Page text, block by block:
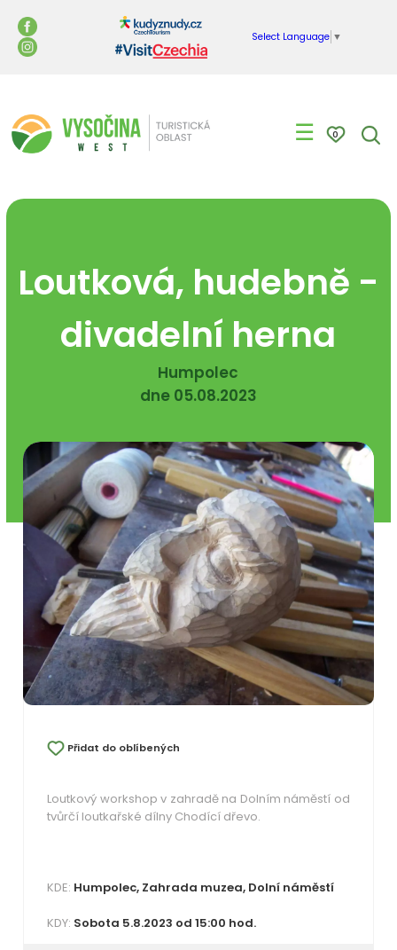
Select Language ▼
☰ 0
Loutková, hudebně -
divadelní herna
Humpolec
dne 05.08.2023
Přidat do oblíbených
Loutkový workshop v zahradě na Dolním náměstí od
tvůrčí loutkařské dílny Chodící dřevo.
KDE: Humpolec, Zahrada muzea, Dolní náměstí
KDY: Sobota 5.8.2023 od 15:00 hod.